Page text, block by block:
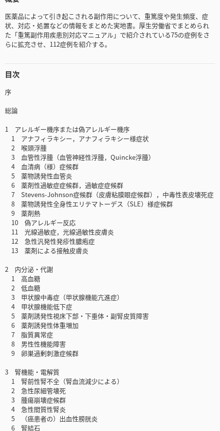
医薬品によって引き起こされる副作用について、重篤度や発生頻度、症
状、対応・処置などの情報をまとめた実地書。厚生労働省でまとめられ
た「重篤副作用疾患別対応マニュアル」で紹介されている75の症例をさ
らに拡充させ、112症例を紹介する。
目次
序
総論
1 アレルギー機序または偽アレルギー機序
1 アナフィラキシー，アナフィラキシー様症状
2 喉頭浮腫
3 血管性浮腫（血管神経性浮腫，Quincke浮腫）
4 血清病（様）症候群
5 薬物誘発性血管炎
6 薬剤性過敏症症候群，過敏症症候群
7 Stevens-Johnson症候群（皮膚粘膜眼症候群），中毒性表皮壊死症
8 薬物誘発性全身性エリテマトーデス（SLE）様症候群
9 薬剤熱
10 偽アレルギー反応
11 光線過敏症，光線過敏性皮膚炎
12 急性汎発性発疹性膿疱症
13 薬剤による接触皮膚炎
2 内分泌・代謝
1 高血糖
2 低血糖
3 甲状腺中毒症（甲状腺機能亢進症）
4 甲状腺機能低下症
5 薬剤誘発性視床下部・下垂体・副腎皮質障害
6 薬剤誘発性体重増加
7 脂質異常症
8 男性性機能障害
9 卵巣過剰刺激症候群
3 腎機能・電解質
1 腎前性腎不全（腎血流減少による）
2 急性尿細管壊死
3 腫瘍崩壊症候群
4 急性間質性腎炎
5 （癌患者の）出血性膀胱炎
6 腎結石